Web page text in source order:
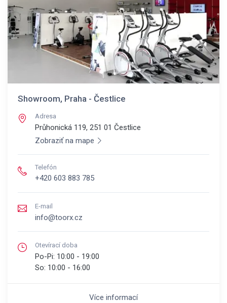
Showroom, Praha - Čestlice
Adresa
Průhonická 119, 251 01 Čestlice
Zobraziť na mape
Telefón
+420 603 883 785
E-mail
info@toorx.cz
Otevírací doba
Po-Pi: 10:00 - 19:00
So: 10:00 - 16:00
Více informací